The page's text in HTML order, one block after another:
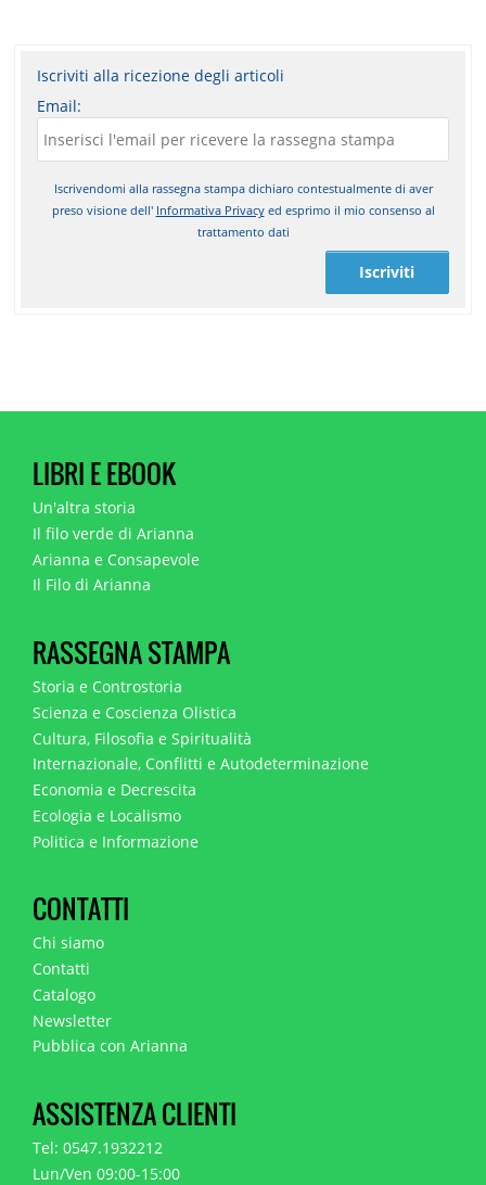
Iscriviti alla ricezione degli articoli
Email:
Iscrivendomi alla rassegna stampa dichiaro contestualmente di aver
preso visione dell' Informativa Privacyed esprimo il mio consenso al
trattamento dati
Iscriviti
LIBRI E EBOOK
Un'altra storia
Il filo verde di Arianna
Arianna e Consapevole
Il Filo di Arianna
RASSEGNA STAMPA
Storia e Controstoria
Scienza e Coscienza Olistica
Cultura, Filosofia e Spiritualità
Internazionale, Conflitti e Autodeterminazione
Economia e Decrescita
Ecologia e Localismo
Politica e Informazione
CONTATTI
Chi siamo
Contatti
Catalogo
Newsletter
Pubblica con Arianna
ASSISTENZA CLIENTI
Tel: 0547.1932212
Lun/Ven 09:00-15:00